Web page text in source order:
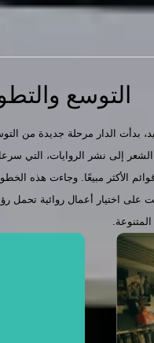
التوسع
بدأت الدار مرحلة جديدة من
إلى نشر الروايات، التي
الأكثر مبيعًا. وجاءت هذه
على اختيار أعمال روائية تحمل
المتنوعة.